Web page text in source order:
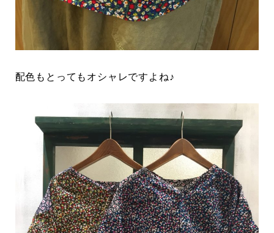
配色もとってもオシャレですよね♪